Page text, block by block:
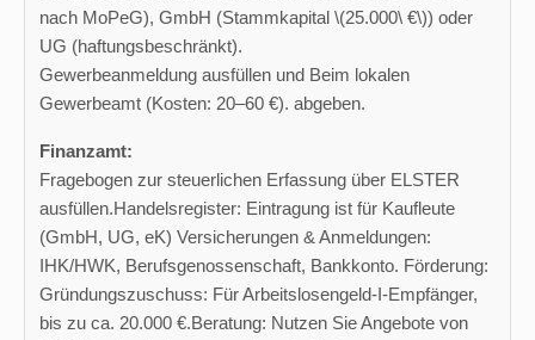
nach MoPeG), GmbH (Stammkapital \(25.000\ €\)) oder
UG (haftungsbeschränkt).
Gewerbeanmeldung ausfüllen und Beim lokalen
Gewerbeamt (Kosten: 20–60 €). abgeben.
Finanzamt:
Fragebogen zur steuerlichen Erfassung über ELSTER
ausfüllen.Handelsregister: Eintragung ist für Kaufleute
(GmbH, UG, eK) Versicherungen & Anmeldungen:
IHK/HWK, Berufsgenossenschaft, Bankkonto. Förderung:
Gründungszuschuss: Für Arbeitslosengeld-I-Empfänger,
bis zu ca. 20.000 €.Beratung: Nutzen Sie Angebote von